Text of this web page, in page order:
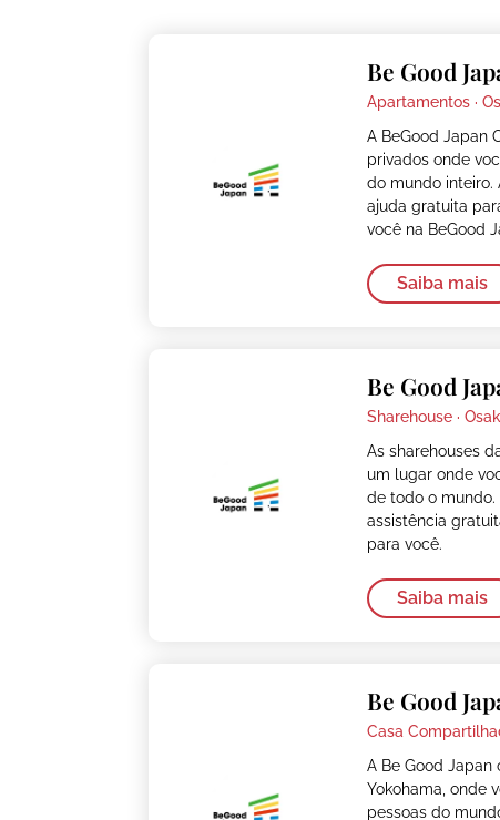
Be Good
Apartamentos ·
A BeGood Japan
privados onde
do mundo inteiro.
ajuda gratuita
você na BeGood
Saiba mais
Be Good
Sharehouse ·
As sharehouses
um lugar onde
de todo o mundo.
assistência
para você.
Saiba mais
Be Good
Casa
A Be Good Japan
Yokohama, onde
pessoas do